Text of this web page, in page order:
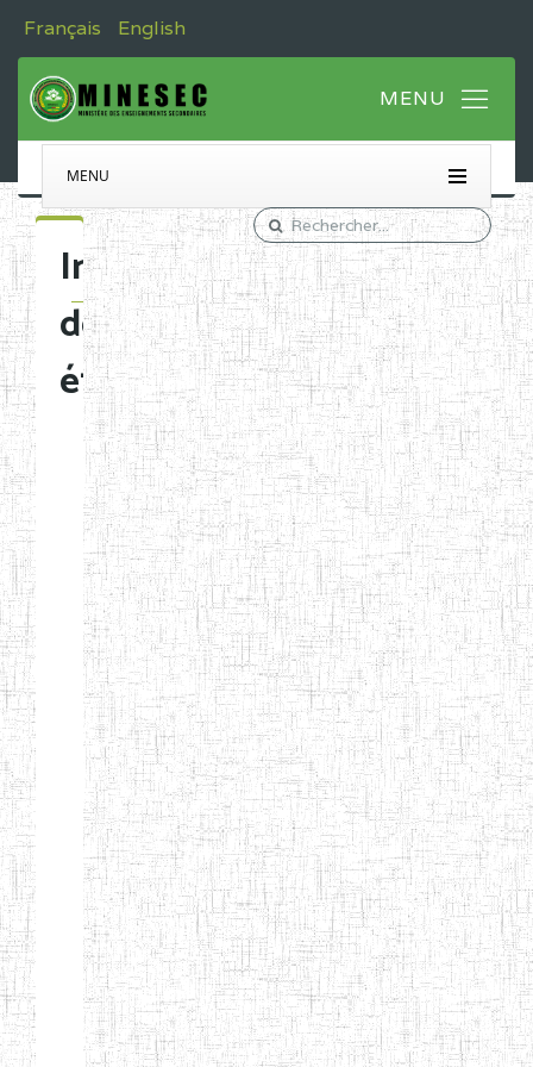
Français English
MENU
Immatriculation
des
établissements
Etablissements
d'enseignement
normal
ENI
Chercher:
Effacer les filtres
Denomination
Type